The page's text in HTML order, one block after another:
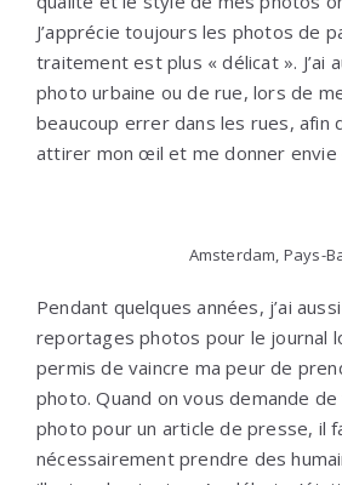
J’apprécie toujours les photos de
traitement est plus « délicat ». J’ai
photo urbaine ou de rue, lors de
beaucoup errer dans les rues, afin
attirer mon œil et me donner envie
Amsterdam, Pays-
Pendant quelques années, j’ai
reportages photos pour le journal
permis de vaincre ma peur de
photo. Quand on vous demande
photo pour un article de presse, il
nécessairement prendre des